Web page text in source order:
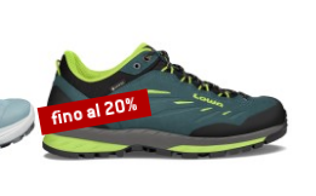
fino al 20%